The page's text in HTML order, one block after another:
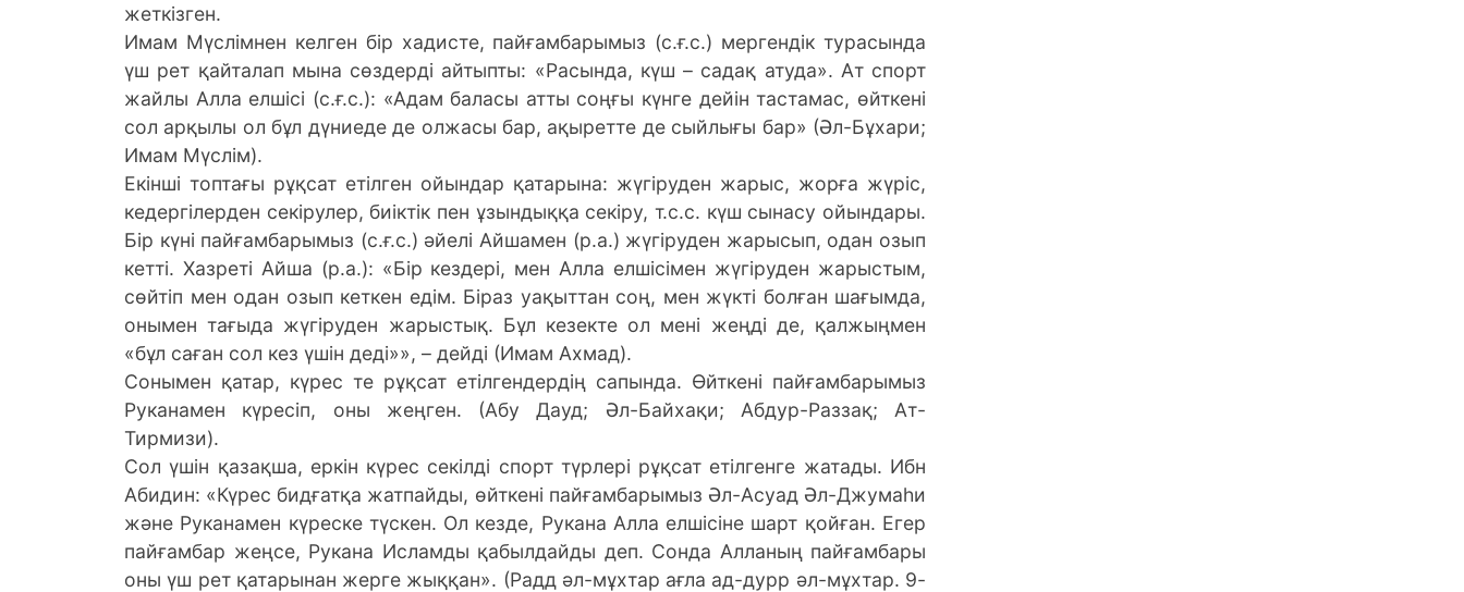
жеткізген.
Имам Мүслімнен келген бір хадисте, пайғамбарымыз (с.ғ.с.) мергендік турасында
үш рет қайталап мына сөздерді айтыпты: «Расында, күш – садақ атуда». Ат спорт
жайлы Алла елшісі (с.ғ.с.): «Адам баласы атты соңғы күнге дейін тастамас, өйткені
сол арқылы ол бұл дүниеде де олжасы бар, ақыретте де сыйлығы бар» (Әл-Бұхари;
Имам Мүслім).
Екінші топтағы рұқсат етілген ойындар қатарына: жүгіруден жарыс, жорға жүріс,
кедергілерден секірулер, биіктік пен ұзындыққа секіру, т.с.с. күш сынасу ойындары.
Бір күні пайғамбарымыз (с.ғ.с.) әйелі Айшамен (р.а.) жүгіруден жарысып, одан озып
кетті. Хазреті Айша (р.а.): «Бір кездері, мен Алла елшісімен жүгіруден жарыстым,
сөйтіп мен одан озып кеткен едім. Біраз уақыттан соң, мен жүкті болған шағымда,
онымен тағыда жүгіруден жарыстық. Бұл кезекте ол мені жеңді де, қалжыңмен
«бұл саған сол кез үшін деді»», – дейді (Имам Ахмад).
Сонымен қатар, күрес те рұқсат етілгендердің сапында. Өйткені пайғамбарымыз
Руканамен күресіп, оны жеңген. (Абу Дауд; Әл-Байхақи; Абдур-Раззақ; Ат-
Тирмизи).
Сол үшін қазақша, еркін күрес секілді спорт түрлері рұқсат етілгенге жатады. Ибн
Абидин: «Күрес бидғатқа жатпайды, өйткені пайғамбарымыз Әл-Асуад Әл-Джумаһи
және Руканамен күреске түскен. Ол кезде, Рукана Алла елшісіне шарт қойған. Егер
пайғамбар жеңсе, Рукана Исламды қабылдайды деп. Сонда Алланың пайғамбары
оны үш рет қатарынан жерге жыққан». (Радд әл-мұхтар ағла ад-дурр әл-мұхтар. 9-